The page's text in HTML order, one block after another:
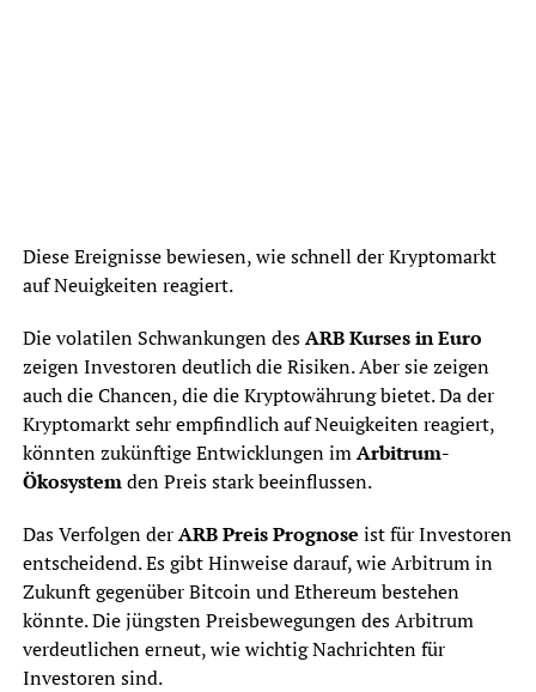
Diese Ereignisse bewiesen, wie schnell der Kryptomarkt
auf Neuigkeiten reagiert.
Die volatilen Schwankungen desARB Kurses in Euro
zeigen Investoren deutlich die Risiken. Aber sie zeigen
auch die Chancen, die die Kryptowährung bietet. Da der
Kryptomarkt sehr empfindlich auf Neuigkeiten reagiert,
könnten zukünftige Entwicklungen imArbitrum-
Ökosystemden Preis stark beeinflussen.
Das Verfolgen derARB Preis Prognose ist für Investoren
entscheidend. Es gibt Hinweise darauf, wie Arbitrum in
Zukunft gegenüber Bitcoin und Ethereum bestehen
könnte. Die jüngsten Preisbewegungen des Arbitrum
verdeutlichen erneut, wie wichtig Nachrichten für
Investoren sind.